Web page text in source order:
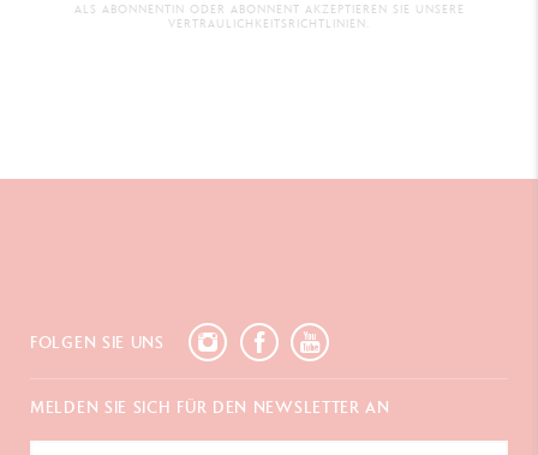
ALS ABONNENTIN ODER ABONNENT AKZEPTIEREN SIE UNSERE
VERTRAULICHKEITSRICHTLINIEN.
FOLGEN SIE UNS
MELDEN SIE SICH FÜR DEN NEWSLETTER AN